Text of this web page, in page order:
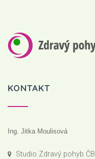
KONTAKT
Ing. Jitka Moulisová
Studio Zdravý pohyb ČB